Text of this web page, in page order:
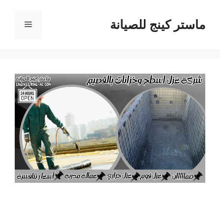
المحتوىماستر كينج للصيانة القائمة